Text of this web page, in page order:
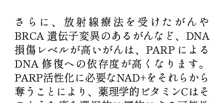
さらに、放射線療法を受けたがんや
BRCA 遺伝子変異のあるがんなど、DNA
損傷レベルが高いがんは、PARP による
DNA 修復への依存度が高くなります。
PARP活性化に必要なNAD+をそれらから
奪うことにより、薬理学的ビタミンCはそ